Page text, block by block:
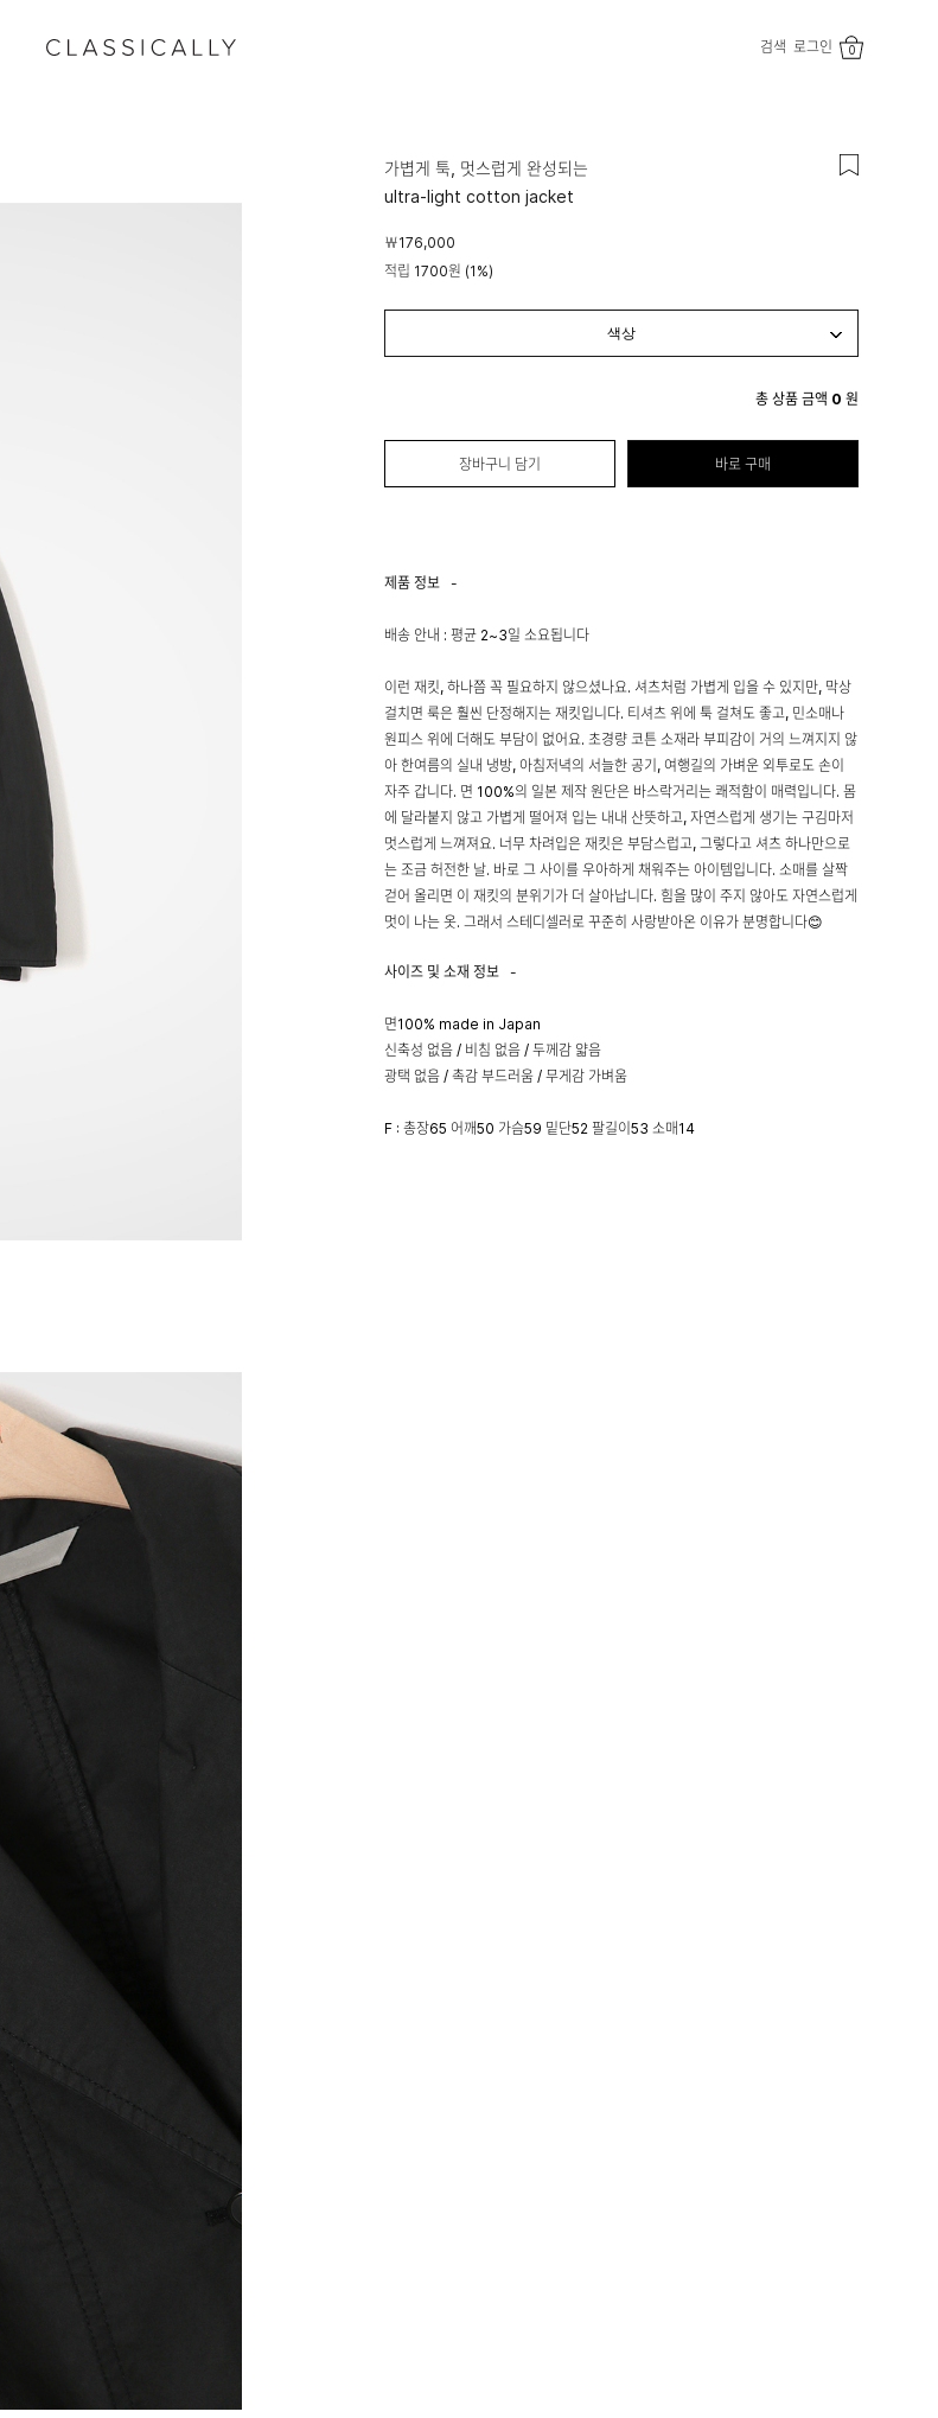
검색 로그인 0
가볍게 툭, 멋스럽게 완성되는
ultra-light cotton jacket
￦176,000
적립 1700원 (1%)
총 상품 금액 0 원
장바구니 담기 바로 구매
제품 정보 -
배송 안내 : 평균 2~3일 소요됩니다
이런 재킷, 하나쯤 꼭 필요하지 않으셨나요. 셔츠처럼 가볍게 입을 수 있지만, 막상
걸치면 룩은 훨씬 단정해지는 재킷입니다. 티셔츠 위에 툭 걸쳐도 좋고, 민소매나
원피스 위에 더해도 부담이 없어요. 초경량 코튼 소재라 부피감이 거의 느껴지지 않
아 한여름의 실내 냉방, 아침저녁의 서늘한 공기, 여행길의 가벼운 외투로도 손이
자주 갑니다. 면 100%의 일본 제작 원단은 바스락거리는 쾌적함이 매력입니다. 몸
에 달라붙지 않고 가볍게 떨어져 입는 내내 산뜻하고, 자연스럽게 생기는 구김마저
멋스럽게 느껴져요. 너무 차려입은 재킷은 부담스럽고, 그렇다고 셔츠 하나만으로
는 조금 허전한 날. 바로 그 사이를 우아하게 채워주는 아이템입니다. 소매를 살짝
걷어 올리면 이 재킷의 분위기가 더 살아납니다. 힘을 많이 주지 않아도 자연스럽게
멋이 나는 옷. 그래서 스테디셀러로 꾸준히 사랑받아온 이유가 분명합니다😊
사이즈 및 소재 정보 -
면100% made in Japan
신축성 없음 / 비침 없음 / 두께감 얇음
광택 없음 / 촉감 부드러움 / 무게감 가벼움
F : 총장65 어깨50 가슴59 밑단52 팔길이53 소매14